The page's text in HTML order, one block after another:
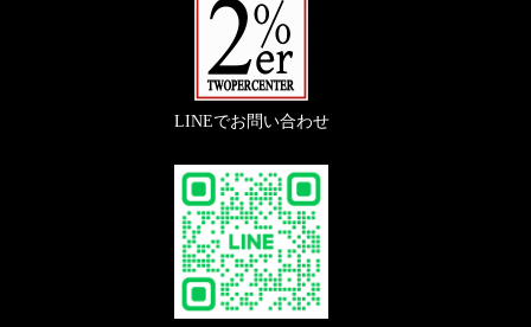
LINEでお問い合わせ